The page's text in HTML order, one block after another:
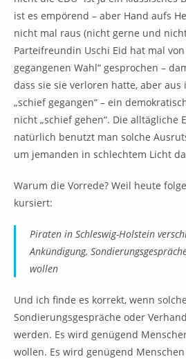
ist es empörend – aber Hand aufs
nicht mal raus (nicht gerne und
Parteifreundin Uschi Eid hat mal
gegangenen Wahl“ gesprochen –
dass sie sie verloren hatte, aber
„schief gegangen“ – ein
nicht „schief gehen“. Die alltägliche
natürlich benutzt man solche
um jemanden in schlechtem Licht
Warum die Vorrede? Weil heute
kursiert:
Piraten in Schleswig-Holstein
Ankündigung,
wollen
Und ich finde es korrekt, wenn solche
Sondierungsgespräche oder
werden. Es wird genügend
wollen. Es wird genügend